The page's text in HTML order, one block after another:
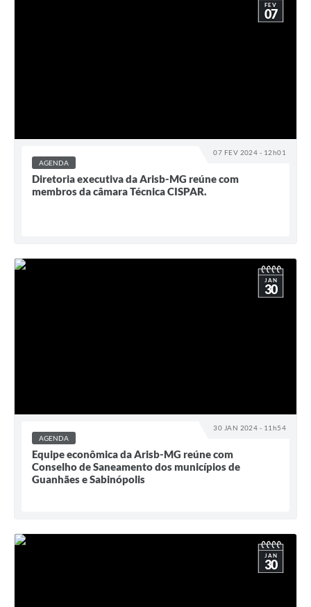
07 FEV 2024 - 12h01
FEV
07
AGENDA
Diretoria executiva da Arisb-MG reúne com
membros da câmara Técnica CISPAR.
30 JAN 2024 - 11h54
JAN
30
AGENDA
Equipe econômica da Arisb-MG reúne com
Conselho de Saneamento dos municípios de
Guanhães e Sabinópolis
JAN
30